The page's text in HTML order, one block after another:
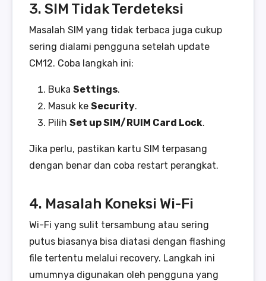
3. SIM Tidak Terdeteksi
Masalah SIM yang tidak terbaca juga cukup
sering dialami pengguna setelah update
CM12. Coba langkah ini:
Buka Settings.
Masuk ke Security.
Pilih Set up SIM/RUIM Card Lock.
Jika perlu, pastikan kartu SIM terpasang
dengan benar dan coba restart perangkat.
4. Masalah Koneksi Wi-Fi
Wi-Fi yang sulit tersambung atau sering
putus biasanya bisa diatasi dengan flashing
file tertentu melalui recovery. Langkah ini
umumnya digunakan oleh pengguna yang